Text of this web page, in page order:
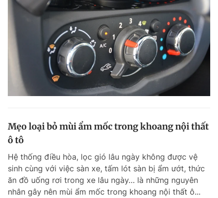
Video Magazine
Sản phẩm khác
Tiện ích Bạn cần biết
Đọc Thanh Niên trên điện thoại
Mẹo loại bỏ mùi ẩm mốc trong khoang nội thất
ô tô
Hệ thống điều hòa, lọc gió lâu ngày không được vệ
sinh cùng với việc sàn xe, tấm lót sàn bị ẩm ướt, thức
ăn đồ uống rơi trong xe lâu ngày… là những nguyên
nhân gây nên mùi ẩm mốc trong khoang nội thất ô...